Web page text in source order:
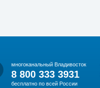
многоканальный Владивосток
8 800 333 3931
бесплатно по всей России